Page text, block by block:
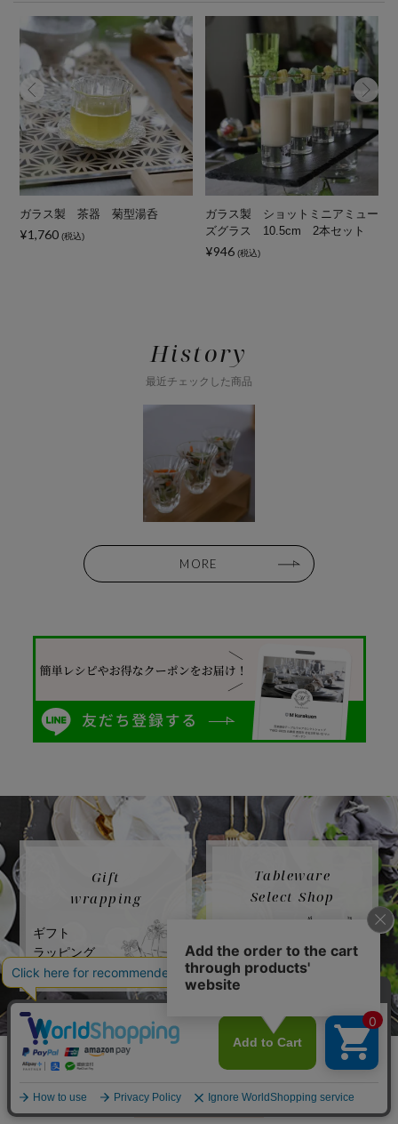
ガラス製 茶器 菊型湯呑
¥1,760 (税込)
ガラス製 ショットミニアミュー
ズグラス 10.5cm 2本セット
¥946 (税込)
History
最近チェックした商品
MORE
Gift
wrapping
ギフト
ラッピング
Tableware
Select Shop
送料について